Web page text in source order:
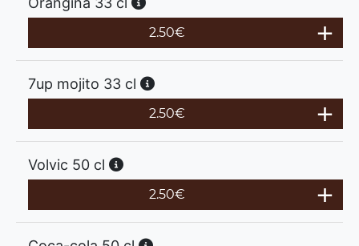
2.50€
7up mojito 33 cl
2.50€
Volvic 50 cl
2.50€